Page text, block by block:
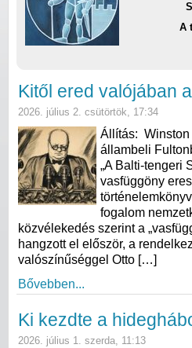
A
Kitől ered valójában
2026. július 2. csütörtök, 17:34
Állítás: Winston
állambeli
„A Balti-tengeri
vasfüggöny
fogalom
közvélekedés szerint a
hangzott el először, a
valószínűséggel Otto […]
Bővebben...
Ki kezdte a
2026. július 1. szerda, 11:13